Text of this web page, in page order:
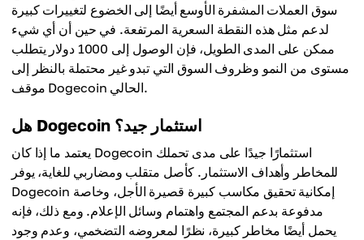
سوق العملات المشفرة الأوسع أيضًا إلى الخضوع لتغييرات كبيرة
لدعم مثل هذه النقطة السعرية المرتفعة. في حين أن أي شيء
ممكن على المدى الطويل، فإن الوصول إلى 1000 دولار يتطلب
مستوى من النمو وظروف السوق التي تبدو غير محتملة بالنظر إلى
موقف Dogecoin الحالي.
هل Dogecoin استثمار جيد؟
يعتمد ما إذا كان Dogecoin استثمارًا جيدًا على مدى تحملك
للمخاطر وأهداف الاستثمار. كأصل متقلب ومضاربي للغاية، يوفر
Dogecoin إمكانية تحقيق مكاسب كبيرة قصيرة الأجل، وخاصة
مدفوعة بدعم المجتمع واهتمام وسائل الإعلام. ومع ذلك، فإنه
يحمل أيضًا مخاطر كبيرة، نظرًا لمعروضه التضخمي، وعدم وجود